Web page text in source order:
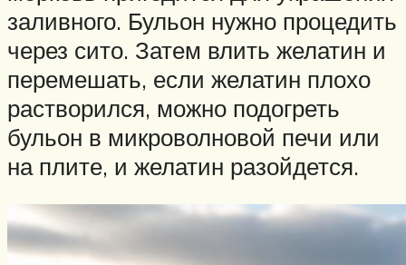
заливного. Бульон нужно процедить
через сито. Затем влить желатин и
перемешать, если желатин плохо
растворился, можно подогреть
бульон в микроволновой печи или
на плите, и желатин разойдется.